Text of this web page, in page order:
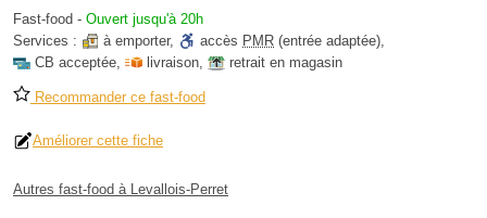
Fast-food - Ouvert jusqu'à 20h
Services :
à emporter, accès PMR (entrée adaptée),
CB acceptée, livraison, retrait en magasin
Recommander ce fast-food
Améliorer cette fiche
Autres fast-food à Levallois-Perret